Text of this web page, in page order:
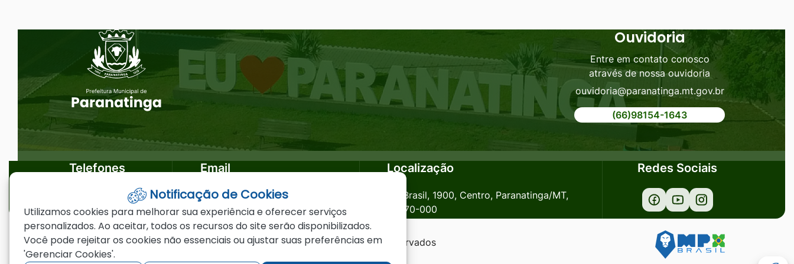
para
rodapé
[alt+4]
Seção do Rodapé e Ouvidoria/
Ouvidoria
Entre em contato conosco
através de nossa ouvidoria
ouvidoria@paranatinga.mt.gov.br
(66)98154-1643
Telefones
(66)3573-4200
Email
ouvidoria@paranatinga.mt.gov.br
Localização
Av. Brasil, 1900, Centro, Paranatinga/MT,
78870-000
Redes Sociais
Acessar
a
Rede
Social
Acessar
a
Rede
Social
Acessar
a
Rede
Social
©2026 - Prefeitura Municipal de Paranatinga - MT - Todos os direitos reservados
Notificação de Cookies
Utilizamos cookies para melhorar sua experiência e oferecer serviços
personalizados. Ao aceitar, todos os recursos do site serão disponibilizados.
Você pode rejeitar os cookies não essenciais ou ajustar suas preferências em
'Gerenciar Cookies'.